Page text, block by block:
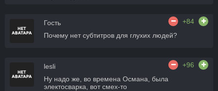
Гость
+84
Почему нет субтитров для глухих людей?
lesli
+96
Ну надо же, во времена Османа, была
электосварка, вот смех-то